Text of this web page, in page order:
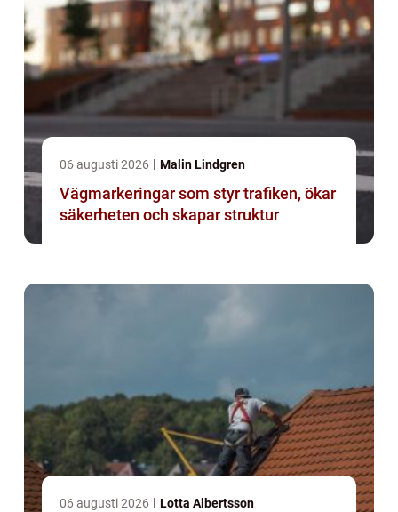
06 augusti 2026 Malin Lindgren
Vägmarkeringar som styr trafiken, ökar
säkerheten och skapar struktur
06 augusti 2026 Lotta Albertsson